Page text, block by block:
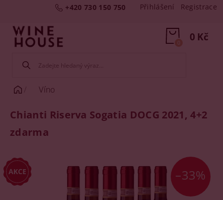
+420 730 150 750 Přihlášení Registrace
0 Kč
0
Víno
Chianti Riserva Sogatia DOCG 2021, 4+2
zdarma
–33%